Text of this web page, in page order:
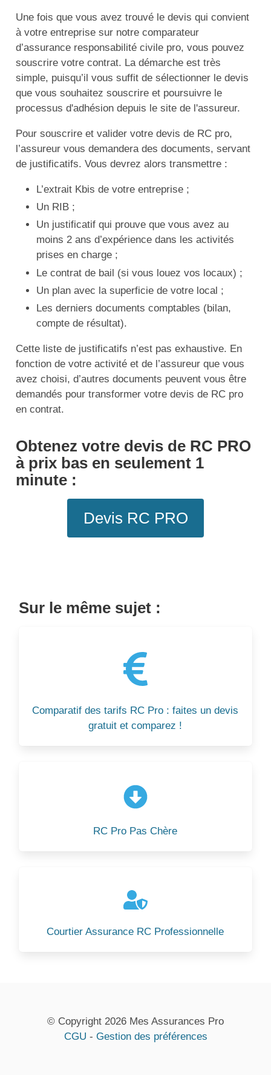
Une fois que vous avez trouvé le devis qui convient
à votre entreprise sur notre comparateur
d’assurance responsabilité civile pro, vous pouvez
souscrire votre contrat. La démarche est très
simple, puisqu’il vous suffit de sélectionner le devis
que vous souhaitez souscrire et poursuivre le
processus d'adhésion depuis le site de l'assureur.
Pour souscrire et valider votre devis de RC pro,
l’assureur vous demandera des documents, servant
de justificatifs. Vous devrez alors transmettre :
L’extrait Kbis de votre entreprise ;
Un RIB ;
Un justificatif qui prouve que vous avez au
moins 2 ans d’expérience dans les activités
prises en charge ;
Le contrat de bail (si vous louez vos locaux) ;
Un plan avec la superficie de votre local ;
Les derniers documents comptables (bilan,
compte de résultat).
Cette liste de justificatifs n’est pas exhaustive. En
fonction de votre activité et de l’assureur que vous
avez choisi, d’autres documents peuvent vous être
demandés pour transformer votre devis de RC pro
en contrat.
Obtenez votre devis de RC PRO
à prix bas en seulement 1
minute :
Devis RC PRO
Sur le même sujet :
Comparatif des tarifs RC Pro : faites un devis
gratuit et comparez !
RC Pro Pas Chère
Courtier Assurance RC Professionnelle
© Copyright 2026 Mes Assurances Pro
CGU - Gestion des préférences